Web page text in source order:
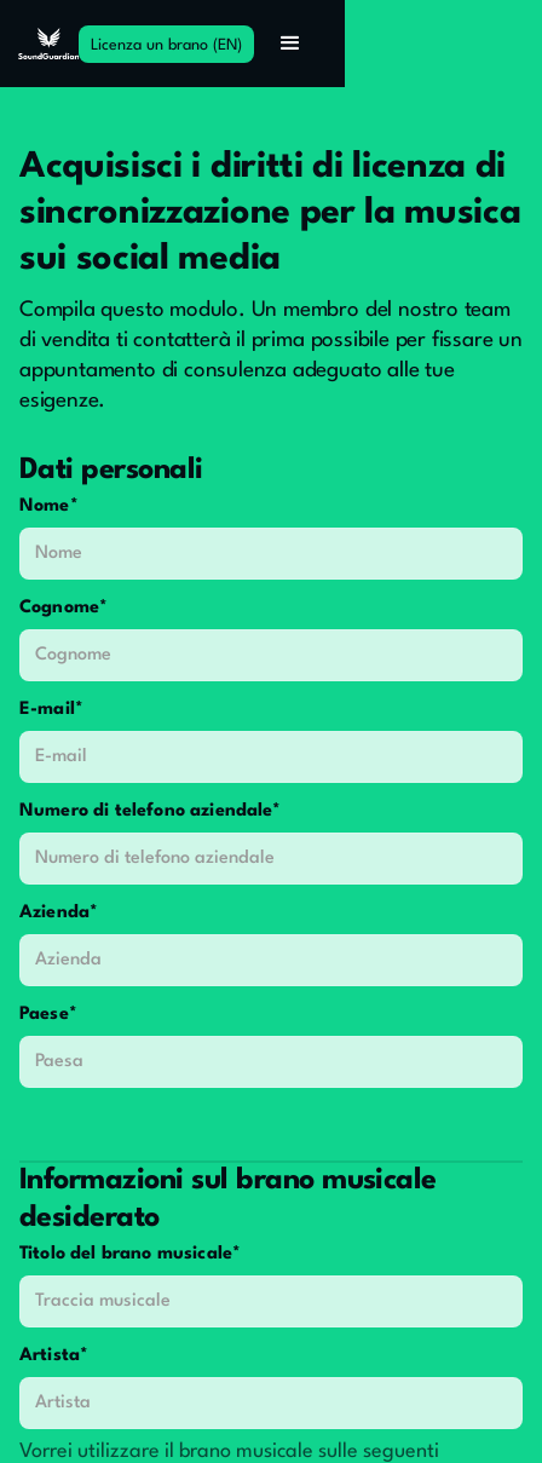
Licenza un brano (EN)
Acquisisci i diritti di licenza di
sincronizzazione per la musica
sui social media
Compila questo modulo. Un membro del nostro team
di vendita ti contatterà il prima possibile per fissare un
appuntamento di consulenza adeguato alle tue
esigenze.
Dati personali
Nome*
Cognome*
E-mail*
Numero di telefono aziendale*
Azienda*
Paese*
Informazioni sul brano musicale
desiderato
Titolo del brano musicale*
Artista*
Vorrei utilizzare il brano musicale sulle seguenti